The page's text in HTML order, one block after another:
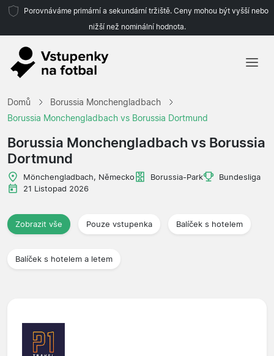
Porovnáváme primární a sekundární tržiště. Ceny mohou být vyšší nebo
nižší než nominální hodnota.
Týmy
Ligy
Domů
Borussia Monchengladbach
Borussia Monchengladbach vs Borussia Dortmund
Borussia Monchengladbach vs Borussia
Dortmund
Mönchengladbach, Německo Borussia-Park
Bundesliga
21 Listopad 2026
Zobrazit vše Pouze vstupenka Balíček s hotelem
Balíček s hotelem a letem